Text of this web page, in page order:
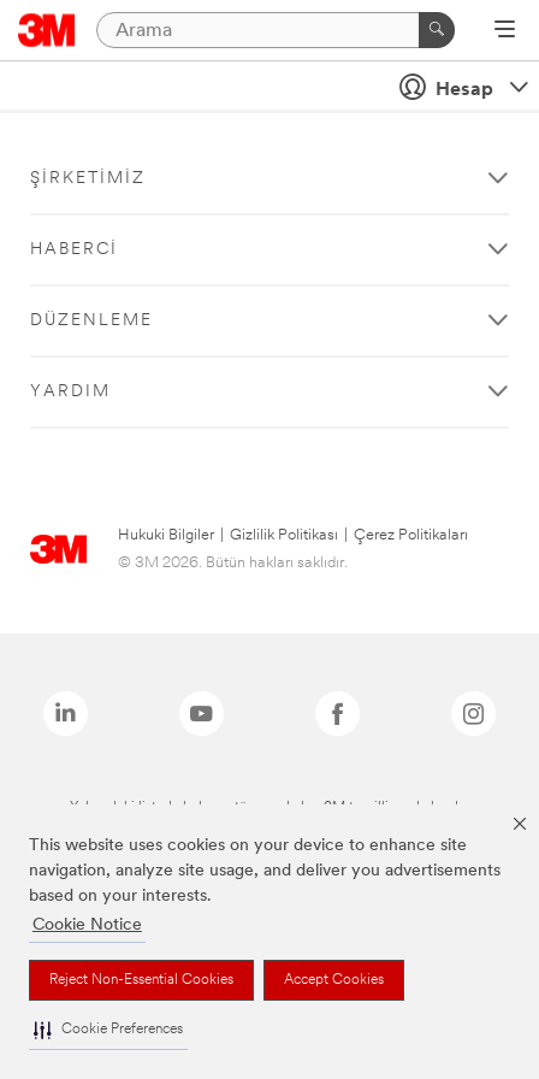
This website uses cookies on your device to enhance site
navigation, analyze site usage, and deliver you advertisements
based on your interests.
Cookie Notice
Reject Non-Essential Cookies Accept Cookies
Cookie Preferences
Hesap
ŞIRKETIMIZ
HABERCI
DÜZENLEME
YARDIM
Hukuki Bilgiler Gizlilik Politikası
Çerez Politikaları
© 3M 2026. Bütün hakları saklıdır.
Yukarıdaki listede bulunan tüm markalar, 3M tescilli markalarıdır.